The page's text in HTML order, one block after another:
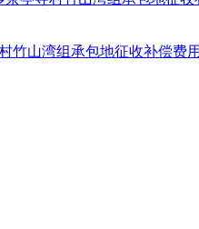
竹山湾组承包地征收补偿费